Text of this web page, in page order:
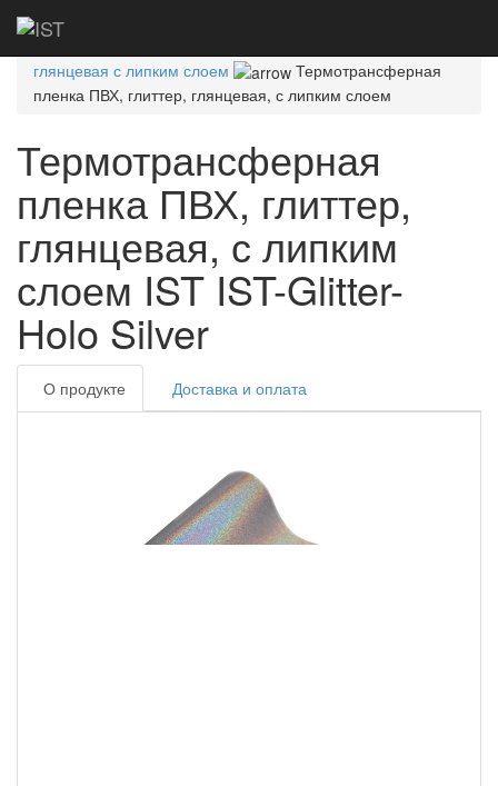
Главная
глянцевая с липким слоем
Термотрансферная
пленка ПВХ, глиттер, глянцевая, с липким слоем
Термотрансферная
пленка ПВХ, глиттер,
глянцевая, с липким
слоем IST IST-Glitter-
Holo Silver
О продукте Доставка и оплата